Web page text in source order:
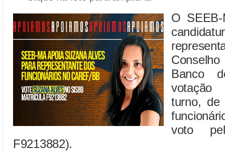
O
Banco
votação
turno,
voto
F9213882).